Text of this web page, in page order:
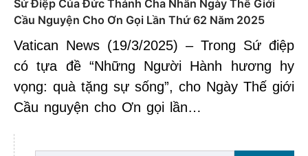
Sứ Điệp Của Đức Thánh Cha Nhân Ngày Thế Giới
Cầu Nguyện Cho Ơn Gọi Lần Thứ 62 Năm 2025
Vatican News (19/3/2025) – Trong Sứ điệp
có tựa đề “Những Người Hành hương hy
vọng: quà tặng sự sống”, cho Ngày Thế giới
Cầu nguyện cho Ơn gọi lần…